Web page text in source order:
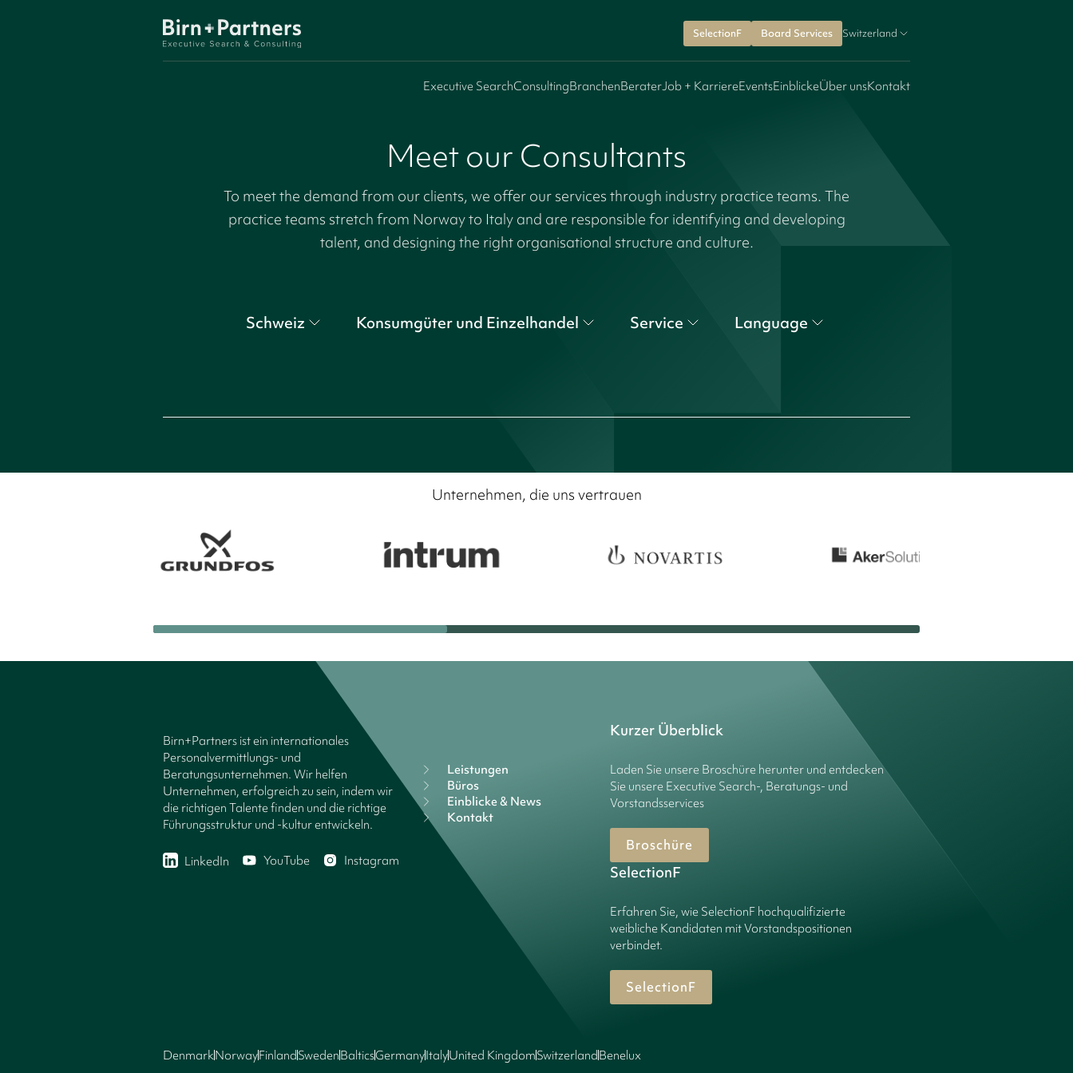
SelectionF Board Services Switzerland
Executive SearchConsultingBranchenBeraterJob + KarriereEventsEinblickeÜber unsKontakt
Meet our Consultants
To meet the demand from our clients, we offer our services through industry practice teams. The
practice teams stretch from Norway to Italy and are responsible for identifying and developing
talent, and designing the right organisational structure and culture.
Schweiz Konsumgüter und Einzelhandel Service Language
Unternehmen, die uns vertrauen
Birn+Partners ist ein internationales
Personalvermittlungs- und
Beratungsunternehmen. Wir helfen
Unternehmen, erfolgreich zu sein, indem wir
die richtigen Talente finden und die richtige
Führungsstruktur und -kultur entwickeln.
LinkedIn YouTube Instagram
Leistungen
Büros
Einblicke & News
Kontakt
Kurzer Überblick
Laden Sie unsere Broschüre herunter und entdecken
Sie unsere Executive Search-, Beratungs- und
Vorstandsservices
Broschüre
SelectionF
Erfahren Sie, wie SelectionF hochqualifizierte
weibliche Kandidaten mit Vorstandspositionen
verbindet.
SelectionF
DenmarkNorwayFinlandSwedenBalticsGermanyItalyUnited KingdomSwitzerlandBenelux